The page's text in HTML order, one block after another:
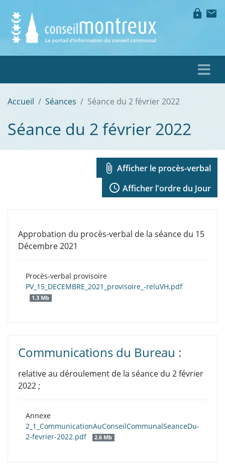
lock mail
Accueil Séances Séance du 2 février 2022
Séance du 2 février 2022
attach_file Afficher le procès-verbal
access_time Afficher l'ordre du Jour
Approbation du procès-verbal de la séance du 15
Décembre 2021
Procès-verbal provisoire
PV_15_DECEMBRE_2021_provisoire_-reluVH.pdf
1.3 Mb
Communications du Bureau :
relative au déroulement de la séance du 2 février
2022 ;
Annexe
2_1_CommunicationAuConseilCommunalSeanceDu-
2-fevrier-2022.pdf
2.6 Mb